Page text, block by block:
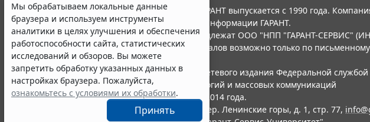
Мы обрабатываем локальные данные
браузера и используем инструменты
аналитики в целях улучшения и обеспечения
работоспособности сайта, статистических
исследований и обзоров. Вы можете
запретить обработку указанных данных в
настройках браузера. Пожалуйста,
ознакомьтесь с условиями их обработки.
Принять
© ООО "НПП "ГАРАНТ-СЕРВИС", 2026. Система ГАРАНТ выпускается с 1990 года.
участниками Российской ассоциации правовой информации ГАРАНТ.
Все права на материалы сайта ГАРАНТ.РУ принадлежат ООО "НПП "ГАРАНТ-СЕРВИС"
Полное или частичное воспроизведение материалов возможно только по
Правила использования портала.
Портал ГАРАНТ.РУ зарегистрирован в качестве сетевого издания Федеральной
надзору в сфере связи,информационных технологий и массовых коммуникаций
(Роскомнадзором), Эл № ФС77-58365 от 18 июня 2014 года.
ООО "НПП "ГАРАНТ-СЕРВИС", 119234, г. Москва, тер. Ленинские горы, д. 1, стр. 77,